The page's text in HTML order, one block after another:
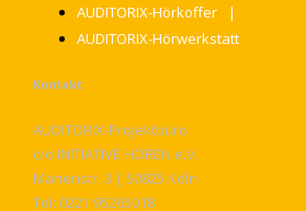
AUDITORIX-Hörkoffer
AUDITORIX-Hörwerkstatt
Kontakt
AUDITORIX-Projektbüro
c/o INITIATIVE HÖREN e.V.
Marienstr. 3 | 50825 Köln
Tel: 0221 95265018